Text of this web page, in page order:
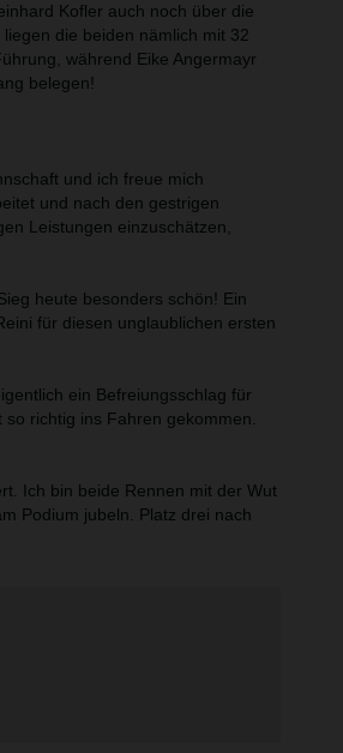
Kofler auch noch über die
die beiden nämlich mit 32
während Eike Angermayr
belegen!
und ich freue mich
und nach den gestrigen
Leistungen einzuschätzen,
heute besonders schön! Ein
für diesen unglaublichen ersten
ein Befreiungsschlag für
richtig ins Fahren gekommen.
Ich bin beide Rennen mit der Wut
Podium jubeln. Platz drei nach